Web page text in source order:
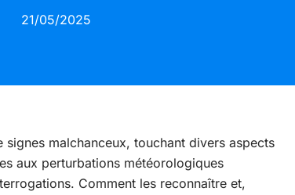
21/05/2025
signes malchanceux, touchant divers aspects
aux perturbations météorologiques
Comment les reconnaître et,